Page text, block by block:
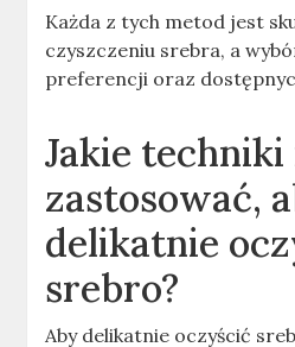
Każda z tych metod jest
czyszczeniu srebra, a
preferencji oraz
Jakie techniki
zastosować,
delikatnie
srebro?
Aby delikatnie oczyścić